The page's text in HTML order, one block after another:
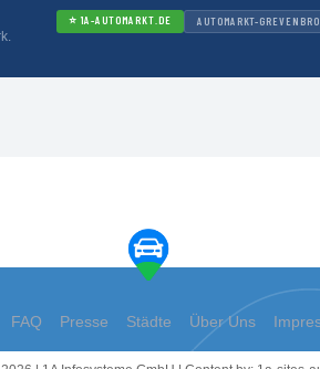
⭐ 1A-AUTOMARKT.DE AUTOMARKT-
FAQ Presse Städte Über Uns